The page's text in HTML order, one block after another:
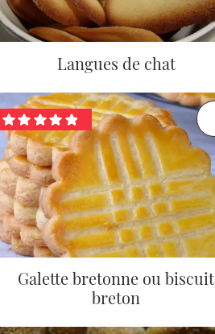
Langues de chat
Galette bretonne ou biscuit
breton